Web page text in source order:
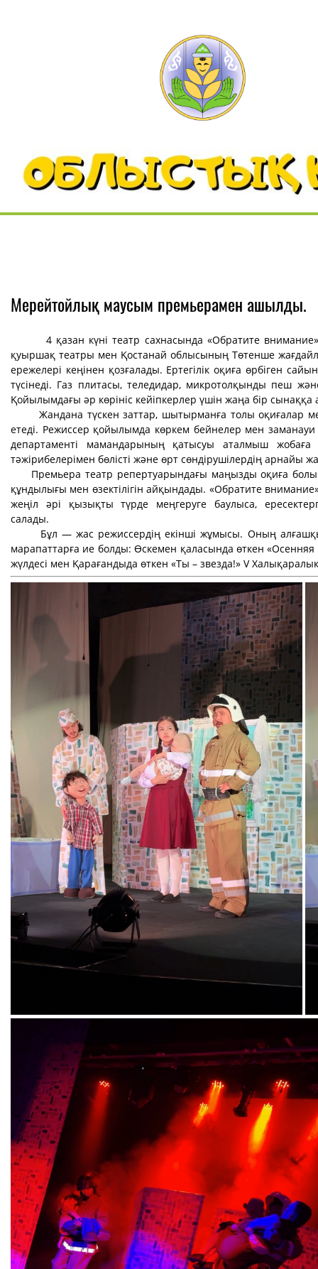
Мерейтойлық маусым премьерамен ашылды.
4 қазан күні театр сахнасында «Обратите
қуыршақ театры мен Қостанай облысының Төтенше
ережелері кеңінен қозғалады. Ертегілік оқиға өрбіген
түсінеді. Газ плитасы, теледидар, микротолқынды пеш
Қойылымдағы әр көрініс кейіпкерлер үшін жаңа бір
Жандана түскен заттар, шытырманға толы оқиғалар мен
етеді. Режиссер қойылымда көркем бейнелер мен заманауи
департаменті мамандарының қатысуы аталмыш жобаға
тәжірибелерімен бөлісті және өрт сөндірушілердің
Премьера театр репертуарындағы маңызды оқиға
құндылығы мен өзектілігін айқындады. «Обратите
жеңіл әрі қызықты түрде меңгеруге баулыса,
Бұл — жас режиссердің екінші жұмысы. Оның алғашқы
марапаттарға ие болды: Өскемен қаласында өткен
жүлдесі мен Қарағандыда өткен «Ты – звезда!» V